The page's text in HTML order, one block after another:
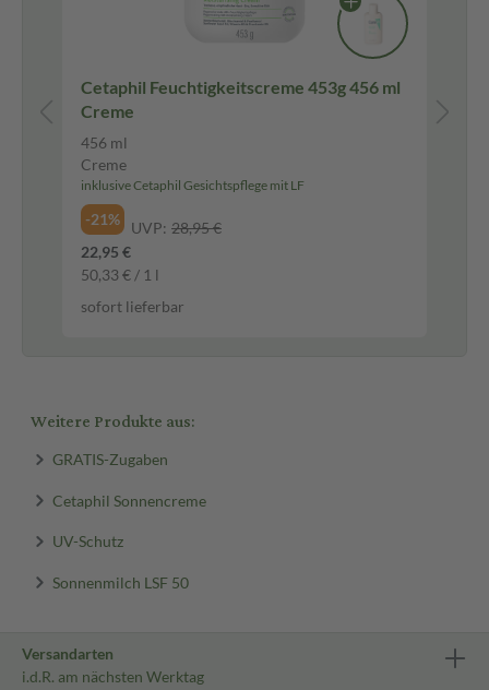
Cetaphil Feuchtigkeitscreme 453g 456 ml
Creme
456 ml
Creme
inklusive Cetaphil Gesichtspflege mit LF
-21% UVP: 28,95 €
22,95 €
50,33 € / 1 l
sofort lieferbar
Weitere Produkte aus:
GRATIS-Zugaben
Cetaphil Sonnencreme
UV-Schutz
Sonnenmilch LSF 50
Versandarten
i.d.R. am nächsten Werktag